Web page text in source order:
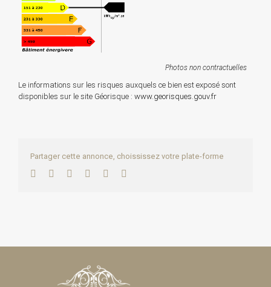
Photos non contractuelles
Le informations sur les risques auxquels ce bien est exposé sont
disponibles sur le site Géorisque : www.georisques.gouv.fr
Partager cette annonce, choississez votre plate-forme
Facebook
TwitterLinkedInWhatsApp
Pinterest